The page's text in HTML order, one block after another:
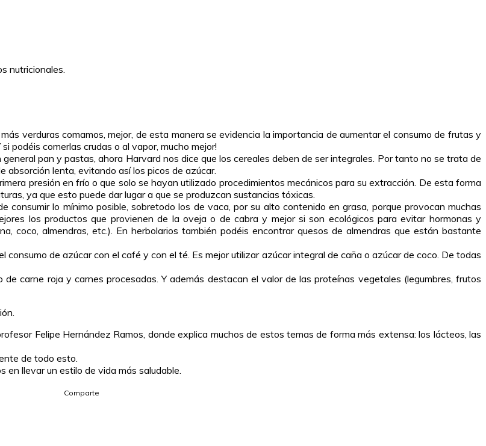
nutricionales.
verduras comamos, mejor, de esta manera se evidencia la importancia de aumentar el consumo de frutas y
podéis comerlas crudas o al vapor, mucho mejor!
general pan y pastas, ahora Harvard nos dice que los cereales deben de ser integrales. Por tanto no se trata de
absorción lenta, evitando así los picos de azúcar.
presión en frío o que solo se hayan utilizado procedimientos mecánicos para su extracción. De esta forma
ya que esto puede dar lugar a que se produzcan sustancias tóxicas.
consumir lo mínimo posible, sobretodo los de vaca, por su alto contenido en grasa, porque provocan muchas
los productos que provienen de la oveja o de cabra y mejor si son ecológicos para evitar hormonas y
coco, almendras, etc.). En herbolarios también podéis encontrar quesos de almendras que están bastante
consumo de azúcar con el café y con el té. Es mejor utilizar azúcar integral de caña o azúcar de coco. De todas
de carne roja y carnes procesadas. Y además destacan el valor de las proteínas vegetales (legumbres, frutos
Felipe Hernández Ramos, donde explica muchos de estos temas de forma más extensa: los lácteos, las
de todo esto.
llevar un estilo de vida más saludable.
Comparte